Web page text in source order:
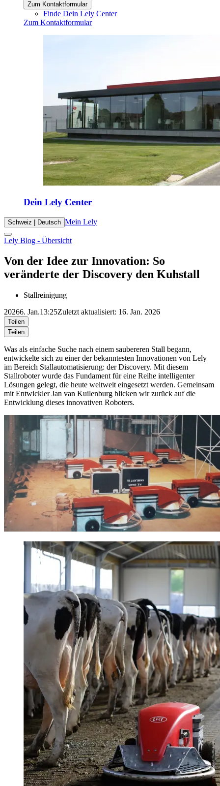
Zum Kontaktformular
Finde Dein Lely Center
Zum Kontaktformular
Dein Lely Center
Schweiz | Deutsch Mein Lely
Lely Blog - Übersicht
Von der Idee zur Innovation: So
veränderte der Discovery den Kuhstall
Stallreinigung
20266. Jan.13:25Zuletzt aktualisiert: 16. Jan. 2026
Teilen
Teilen
Was als einfache Suche nach einem saubereren Stall begann,
entwickelte sich zu einer der bekanntesten Innovationen von Lely
im Bereich Stallautomatisierung: der Discovery. Mit diesem
Stallroboter wurde das Fundament für eine Reihe intelligenter
Lösungen gelegt, die heute weltweit eingesetzt werden. Gemeinsam
mit Entwickler Jan van Kuilenburg blicken wir zurück auf die
Entwicklung dieses innovativen Roboters.